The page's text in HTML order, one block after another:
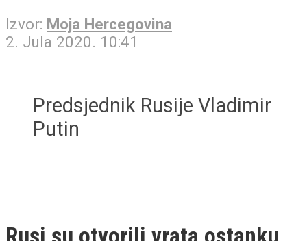
Izvor: Moja Hercegovina
2. Jula 2020. 10:41
Predsjednik Rusije Vladimir
Putin
Rusi su otvorili vrata ostanku